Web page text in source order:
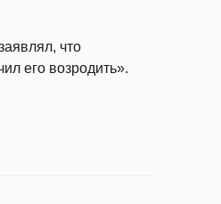
что
его возродить».